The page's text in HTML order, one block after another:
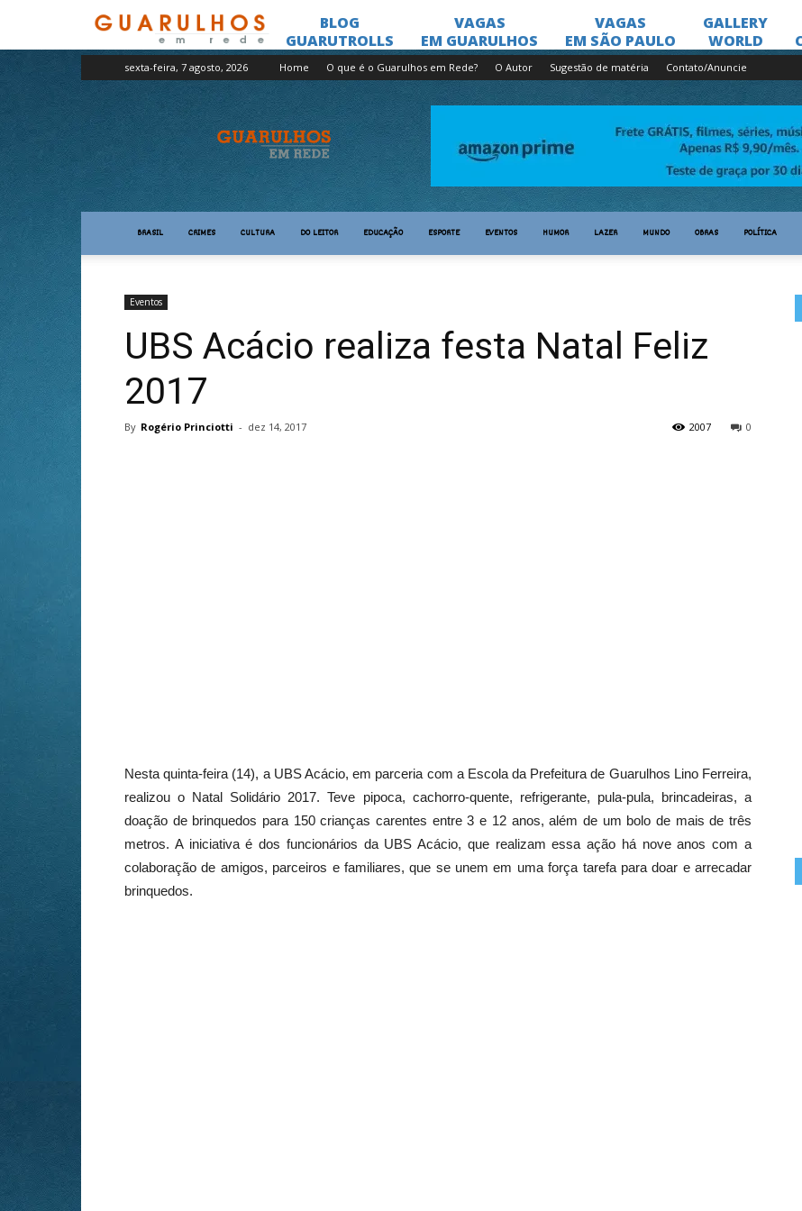
sexta-feira, 7 agosto, 2026 Home O que é o Guarulhos em Rede? O Autor Sugestão de matéria Contato/Anuncie
Guarulhos
em
Rede
BRASIL CRIMES CULTURA DO LEITOR EDUCAÇÃO ESPORTE EVENTOS HUMOR LAZER MUNDO OBRAS POLÍTICA
Eventos
UBS Acácio realiza festa Natal Feliz
2017
By Rogério Princiotti - dez 14, 2017 0
2007
Nestaquinta-feira (14), a UBS Acácio, em parceria com a Escola da Prefeitura de Guarulhos Lino Ferreira,
realizou o Natal Solidário 2017. Teve pipoca, cachorro-quente, refrigerante, pula-pula, brincadeiras, a
doação de brinquedos para 150 crianças carentes entre 3 e 12 anos, além de um bolo de mais de três
metros. A iniciativa é dos funcionários da UBS Acácio, que realizam essa ação há nove anos com a
colaboração de amigos, parceiros e familiares, que se unem em uma força tarefa para doar e arrecadar
brinquedos.